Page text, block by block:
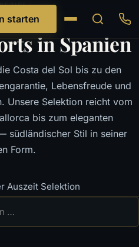
starten
in Spanien
Costa del Sol bis zu den
Lebensfreude und
Unsere Selektion reicht vom
bis zum eleganten
südländischer Stil in seiner
Form.
Auszeit Selektion